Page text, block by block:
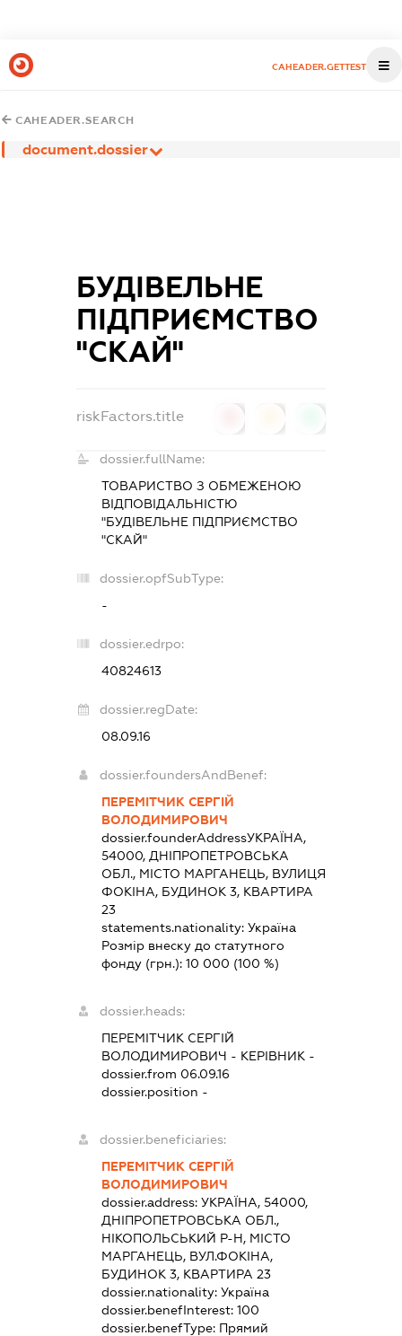
CAHEADER.GETTEST
CAHEADER.SEARCH
document.dossier
БУДІВЕЛЬНЕ
ПІДПРИЄМСТВО
"СКАЙ"
riskFactors.title
dossier.fullName:
ТОВАРИСТВО З ОБМЕЖЕНОЮ
ВІДПОВІДАЛЬНІСТЮ
"БУДІВЕЛЬНЕ ПІДПРИЄМСТВО
"СКАЙ"
dossier.opfSubType:
-
dossier.edrpo:
40824613
dossier.regDate:
08.09.16
dossier.foundersAndBenef:
ПЕРЕМІТЧИК СЕРГІЙ
ВОЛОДИМИРОВИЧ
dossier.founderAddressУКРАЇНА,
54000, ДНІПРОПЕТРОВСЬКА
ОБЛ., МІСТО МАРГАНЕЦЬ, ВУЛИЦЯ
ФОКІНА, БУДИНОК 3, КВАРТИРА
23
statements.nationality: Україна
Розмір внеску до статутного
фонду (грн.): 10 000 (100 %)
dossier.heads:
ПЕРЕМІТЧИК СЕРГІЙ
ВОЛОДИМИРОВИЧ - КЕРІВНИК -
dossier.from 06.09.16
dossier.position -
dossier.beneficiaries:
ПЕРЕМІТЧИК СЕРГІЙ
ВОЛОДИМИРОВИЧ
dossier.address: УКРАЇНА, 54000,
ДНІПРОПЕТРОВСЬКА ОБЛ.,
НІКОПОЛЬСЬКИЙ Р-Н, МІСТО
МАРГАНЕЦЬ, ВУЛ.ФОКІНА,
БУДИНОК 3, КВАРТИРА 23
dossier.nationality: Україна
dossier.benefInterest: 100
dossier.benefType: Прямий